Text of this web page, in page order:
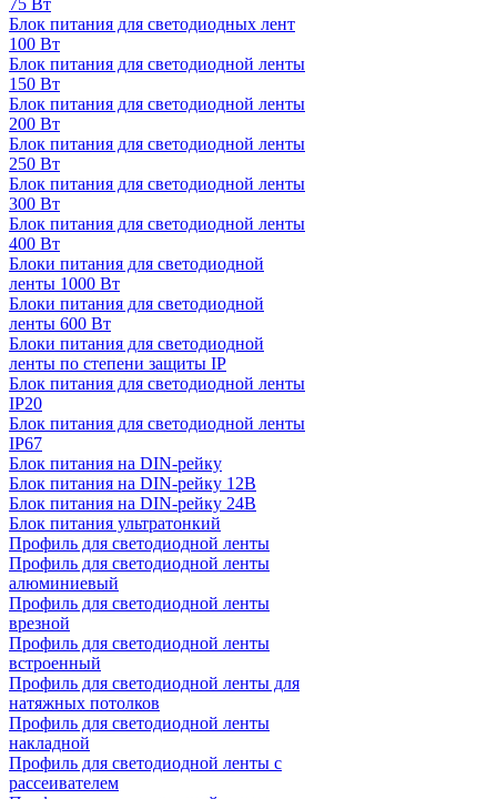
75 Вт
Блок питания для светодиодных лент
100 Вт
Блок питания для светодиодной ленты
150 Вт
Блок питания для светодиодной ленты
200 Вт
Блок питания для светодиодной ленты
250 Вт
Блок питания для светодиодной ленты
300 Вт
Блок питания для светодиодной ленты
400 Вт
Блоки питания для светодиодной
ленты 1000 Вт
Блоки питания для светодиодной
ленты 600 Вт
Блоки питания для светодиодной
ленты по степени защиты IP
Блок питания для светодиодной ленты
IP20
Блок питания для светодиодной ленты
IP67
Блок питания на DIN-рейку
Блок питания на DIN-рейку 12В
Блок питания на DIN-рейку 24В
Блок питания ультратонкий
Профиль для светодиодной ленты
Профиль для светодиодной ленты
алюминиевый
Профиль для светодиодной ленты
врезной
Профиль для светодиодной ленты
встроенный
Профиль для светодиодной ленты для
натяжных потолков
Профиль для светодиодной ленты
накладной
Профиль для светодиодной ленты с
рассеивателем